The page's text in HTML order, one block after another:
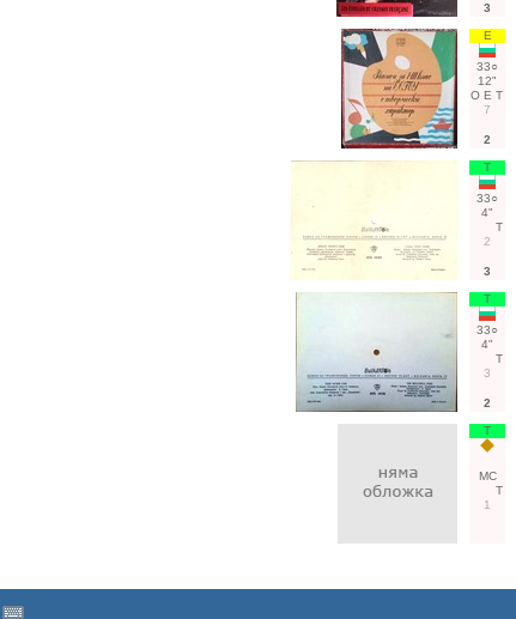
3
Е
33○
12"
О Е Т
7
2
Т
33○
4"
Т
2
3
Т
33○
4"
Т
3
2
Т
МС
Т
1